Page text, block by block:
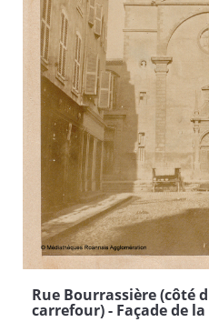
Rue Bourrassière (côté
carrefour) - Façade de